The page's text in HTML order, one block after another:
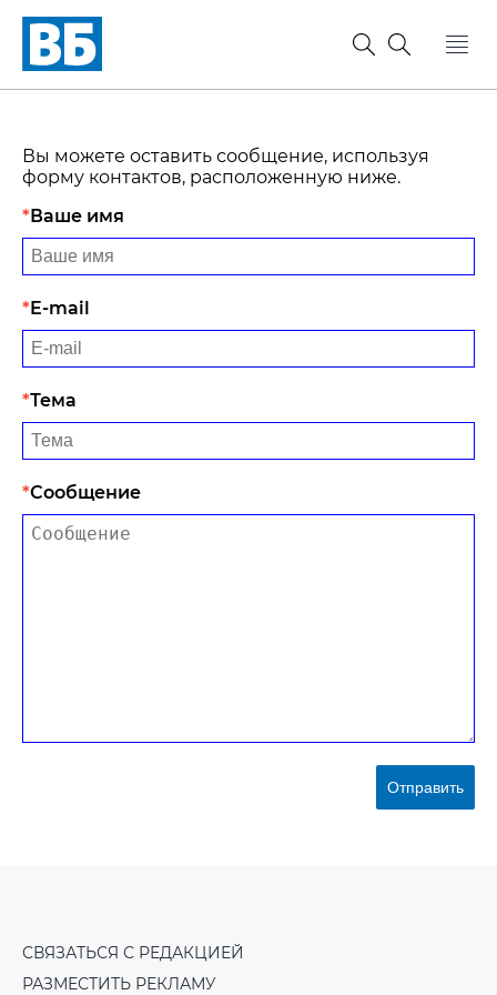
Вы можете оставить сообщение, используя
форму контактов, расположенную ниже.
Ваше имя
E-mail
Тема
Сообщение
Отправить
СВЯЗАТЬСЯ С РЕДАКЦИЕЙ
РАЗМЕСТИТЬ РЕКЛАМУ